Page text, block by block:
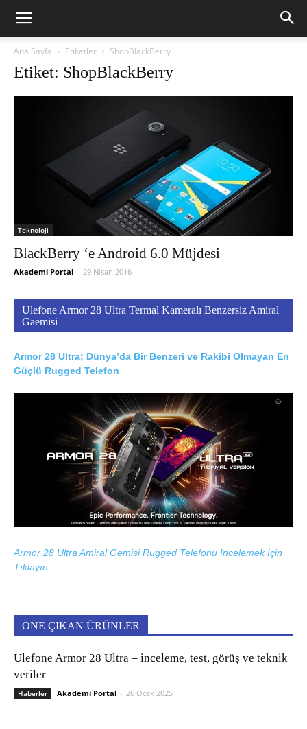
Ana Sayfa Etiketler ShopBlackBerry
Etiket: ShopBlackBerry
Teknoloji
BlackBerry ‘e Android 6.0 Müjdesi
Akademi Portal - 29 Nisan 2016
Ulefone Armor 28 Ultra Termal Kameralı Benzersiz Amiral
Gaemisi
Armor 28 Ultra; Dünya’da Bir Benzeri ve Rakibi Olmayan En
Güçlü Rugged Telefon
Armor 28 Ultra Amiral Gemisi Rugged Telefonu İncelemek İçin
Tıklayın
ÖNE ÇIKAN ÜRÜNLER
Ulefone Armor 28 Ultra – inceleme, test, görüş ve teknik
veriler
Haberler Akademi Portal - 26 Ocak 2025